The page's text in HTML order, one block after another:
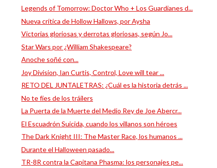
Legends of Tomorrow: Doctor Who + Los Guardianes d...
Nueva crítica de Hollow Hallows, por Aysha
Victorias gloriosas y derrotas gloriosas, según Jo...
Star Wars por ¿William Shakespeare?
Anoche soñé con...
Joy Division, Ian Curtis, Control, Love will tear ...
RETO DEL JUNTALETRAS: ¿Cuál es la historia detrás ...
No te fíes de los tráilers
La Puerta de la Muerte del Medio Rey de Joe Abercr...
El Escuadrón Suicida, cuando los villanos son héroes
The Dark Knight III: The Master Race, los humanos ...
Durante el Halloween pasado...
TR-8R contra la Capitana Phasma: los personajes pe...